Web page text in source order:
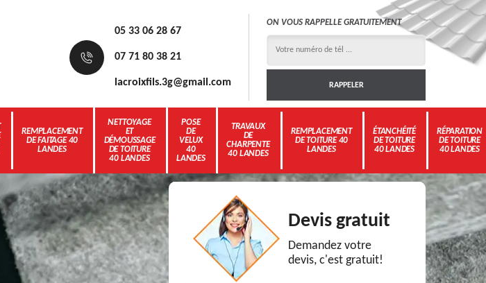
05 33 06 28 67
07 71 80 38 21
lacroixfils.3g@gmail.com
ON VOUS RAPPELLE GRATUITEMENT
REMPLACEMENT
DE FAITAGE 40
LANDES
NETTOYAGE
ET
DÉMOUSSAGE
DE TOITURE
40 LANDES
POSE
DE
VELUX
40
LANDES
TRAVAUX
DE
CHARPENTE
40 LANDES
REMPLACEMENT
DE TOITURE 40
LANDES
ÉTANCHÉITÉ
DE TOITURE
40 LANDES
RÉPARATION
DE TOITURE
40 LANDES
Devis gratuit
Demandez votre
devis, c'est gratuit!